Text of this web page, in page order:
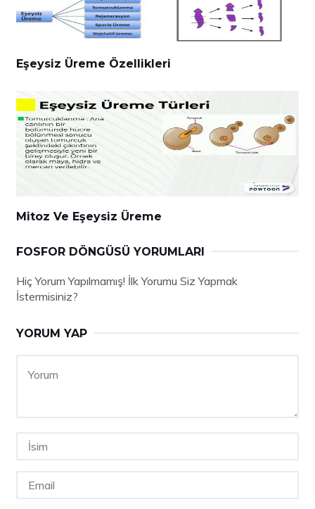
Eşeysiz Üreme Özellikleri
Mitoz Ve Eşeysiz Üreme
FOSFOR DÖNGÜSÜ YORUMLARI
Hiç Yorum Yapılmamış! İlk Yorumu Siz Yapmak
İstermisiniz?
YORUM YAP